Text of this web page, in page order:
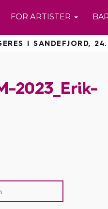
FOR ARTISTER
I SANDEFJORD,
2023_Erik-